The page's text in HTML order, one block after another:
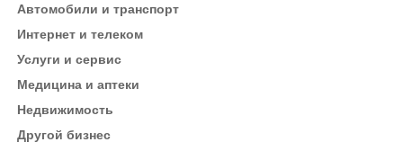
Автомобили и транспорт
Интернет и телеком
Услуги и сервис
Медицина и аптеки
Недвижимость
Другой бизнес